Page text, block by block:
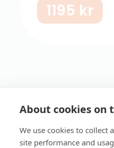
About cookies on
We use cookies to collect
site performance and
1195 kr